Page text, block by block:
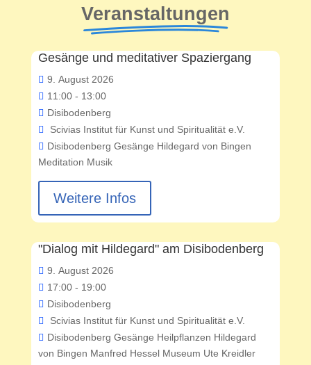
Veranstaltungen
09
August
Gesänge und meditativer Spaziergang
9. August 2026
11:00 - 13:00
Disibodenberg
Scivias Institut für Kunst und Spiritualität e.V.
Disibodenberg Gesänge Hildegard von Bingen
Meditation Musik
Weitere Infos
09
August
"Dialog mit Hildegard" am Disibodenberg
9. August 2026
17:00 - 19:00
Disibodenberg
Scivias Institut für Kunst und Spiritualität e.V.
Disibodenberg Gesänge Heilpflanzen Hildegard
von Bingen Manfred Hessel Museum Ute Kreidler